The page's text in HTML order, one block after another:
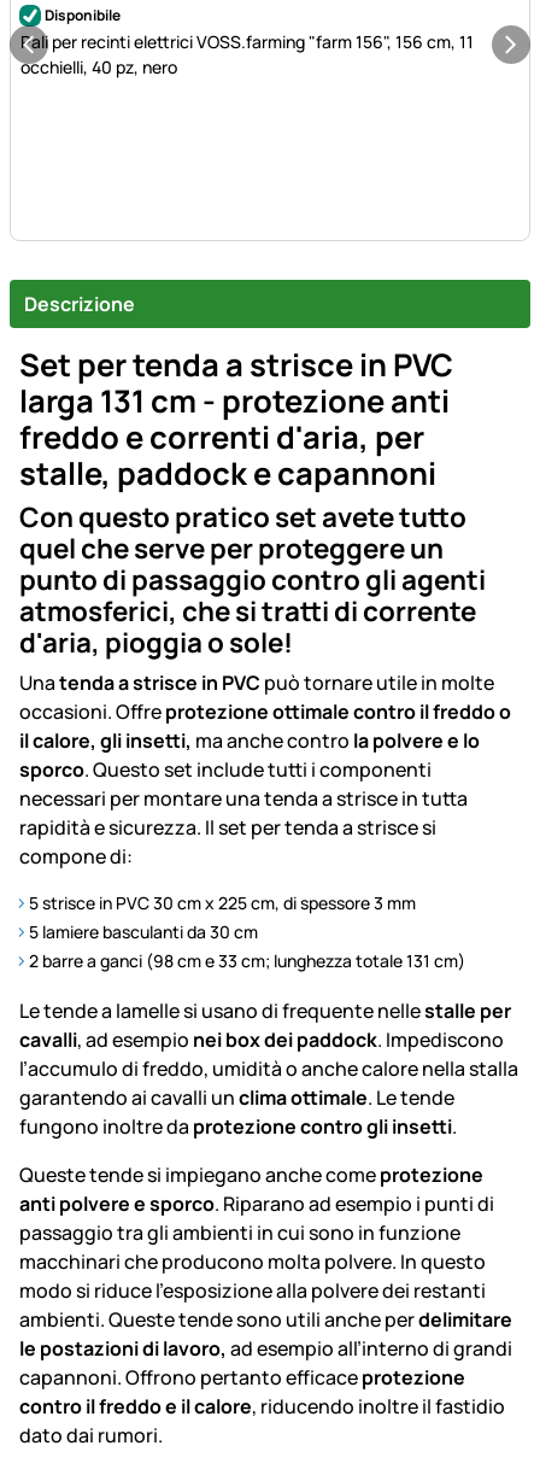
Disponibile
Pali per recinti elettrici VOSS.farming "farm 156", 156 cm, 11
occhielli, 40 pz, nero
Descrizione
Set per tenda a strisce in PVC
larga 131 cm - protezione anti
freddo e correnti d'aria, per
stalle, paddock e capannoni
Con questo pratico set avete tutto
quel che serve per proteggere un
punto di passaggio contro gli agenti
atmosferici, che si tratti di corrente
d'aria, pioggia o sole!
Unatenda a strisce in PVC può tornare utile in molte
occasioni. Offreprotezione ottimale contro il freddo o
il calore, gli insetti, ma anche contro la polvere e lo
sporco. Questo set include tutti i componenti
necessari per montare una tenda a strisce in tutta
rapidità e sicurezza. Il set per tenda a strisce si
compone di:
5 strisce in PVC 30 cm x 225 cm, di spessore 3 mm
5 lamiere basculanti da 30 cm
2 barre a ganci (98 cm e 33 cm; lunghezza totale 131 cm)
Le tende a lamelle si usano di frequente nellestalle per
cavalli, ad esempio nei box dei paddock. Impediscono
l’accumulo di freddo, umidità o anche calore nella stalla
garantendo ai cavalli unclima ottimale. Le tende
fungono inoltre da protezione contro gli insetti.
Queste tende si impiegano anche comeprotezione
anti polvere e sporco. Riparano ad esempio i punti di
passaggio tra gli ambienti in cui sono in funzione
macchinari che producono molta polvere. In questo
modo si riduce l’esposizione alla polvere dei restanti
ambienti. Queste tende sono utili anche perdelimitare
le postazioni di lavoro, ad esempio all’interno di grandi
capannoni. Offrono pertanto efficaceprotezione
contro il freddo e il calore, riducendo inoltre il fastidio
dato dai rumori.